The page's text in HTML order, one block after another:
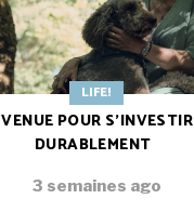
LIFE!
VENUE POUR S’INVESTIR
DURABLEMENT
3 semaines ago